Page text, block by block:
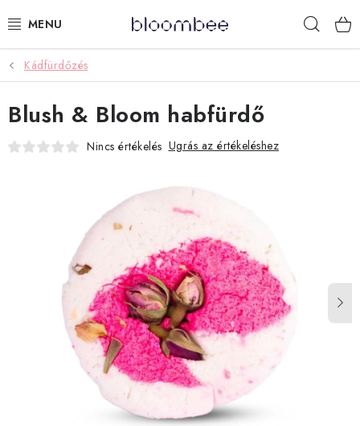
tartalomhoz
KÁDFÜRDŐZÉS
AJÁNDÉKCSOMAGOK
ZUHANYOZÁS
ILLATGYERTYÁK ÉS VIASZOK
GYEREKEKNEK
LIMITÁLT TERMÉKEK
LÉPJ VELÜNK KAPCSOLATBA
Hogyan vásárolj? Általános szerződési feltételek
Visszatérítés és termékvisszaküldés
Ismerd meg a Bloombeet!
Kádfürdőzés
Blush & Bloom habfürdő
Nincs értékelés Ugrás az értékeléshez